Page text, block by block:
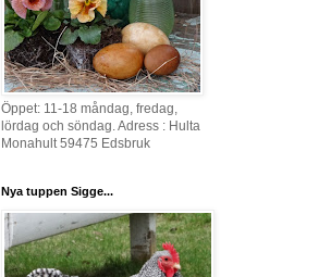
Öppet: 11-18 måndag, fredag,
lördag och söndag. Adress : Hulta
Monahult 59475 Edsbruk
Nya tuppen Sigge...